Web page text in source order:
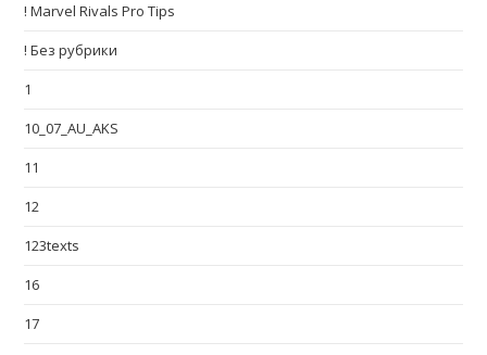
! Marvel Rivals Pro Tips
! Без рубрики
1
10_07_AU_AKS
11
12
123texts
16
17